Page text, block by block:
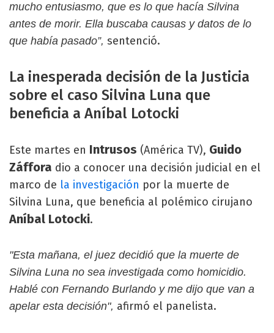
mucho entusiasmo, que es lo que hacía Silvina
antes de morir. Ella buscaba causas y datos de lo
que había pasado”, sentenció.
La inesperada decisión de la Justicia
sobre el caso Silvina Luna que
beneficia a Aníbal Lotocki
Este martes en Intrusos (América TV), Guido
Záffora dio a conocer una decisión judicial en el
marco de la investigación por la muerte de
Silvina Luna, que beneficia al polémico cirujano
Aníbal Lotocki.
"Esta mañana, el juez decidió que la muerte de
Silvina Luna no sea investigada como homicidio.
Hablé con Fernando Burlando y me dijo que van a
apelar esta decisión", afirmó el panelista.